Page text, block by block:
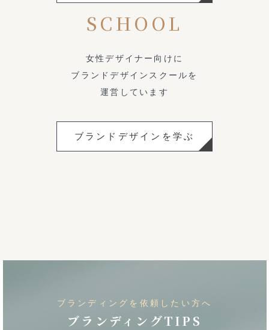
SCHOOL
女性デザイナー向けに
ブランドデザインスクールを
運営しています
ブランドデザインを学ぶ
ブランディングを依頼したい方へ
ブランディングTIPS